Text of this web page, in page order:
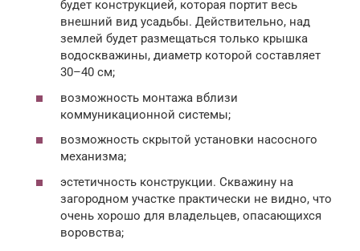
будет конструкцией, которая портит весь
внешний вид усадьбы. Действительно, над
землей будет размещаться только крышка
водоскважины, диаметр которой составляет
30–40 см;
возможность монтажа вблизи
коммуникационной системы;
возможность скрытой установки насосного
механизма;
эстетичность конструкции. Скважину на
загородном участке практически не видно, что
очень хорошо для владельцев, опасающихся
воровства;